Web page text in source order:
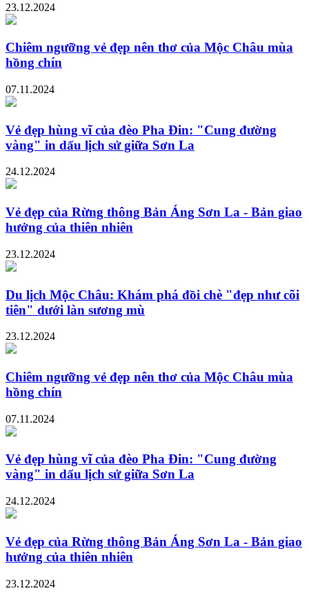
23.12.2024
Chiêm ngưỡng vẻ đẹp nên thơ của Mộc Châu mùa
hồng chín
07.11.2024
Vẻ đẹp hùng vĩ của đèo Pha Đin: "Cung đường
vàng" in dấu lịch sử giữa Sơn La
24.12.2024
Vẻ đẹp của Rừng thông Bản Áng Sơn La - Bản giao
hưởng của thiên nhiên
23.12.2024
Du lịch Mộc Châu: Khám phá đồi chè "đẹp như cõi
tiên" dưới làn sương mù
23.12.2024
Chiêm ngưỡng vẻ đẹp nên thơ của Mộc Châu mùa
hồng chín
07.11.2024
Vẻ đẹp hùng vĩ của đèo Pha Đin: "Cung đường
vàng" in dấu lịch sử giữa Sơn La
24.12.2024
Vẻ đẹp của Rừng thông Bản Áng Sơn La - Bản giao
hưởng của thiên nhiên
23.12.2024